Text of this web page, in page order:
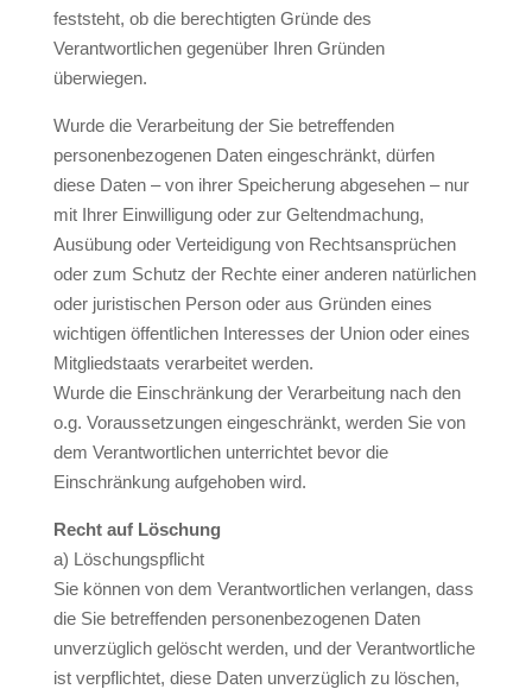
feststeht, ob die berechtigten Gründe des
Verantwortlichen gegenüber Ihren Gründen
überwiegen.
Wurde die Verarbeitung der Sie betreffenden
personenbezogenen Daten eingeschränkt, dürfen
diese Daten – von ihrer Speicherung abgesehen – nur
mit Ihrer Einwilligung oder zur Geltendmachung,
Ausübung oder Verteidigung von Rechtsansprüchen
oder zum Schutz der Rechte einer anderen natürlichen
oder juristischen Person oder aus Gründen eines
wichtigen öffentlichen Interesses der Union oder eines
Mitgliedstaats verarbeitet werden.
Wurde die Einschränkung der Verarbeitung nach den
o.g. Voraussetzungen eingeschränkt, werden Sie von
dem Verantwortlichen unterrichtet bevor die
Einschränkung aufgehoben wird.
Recht auf Löschung
a) Löschungspflicht
Sie können von dem Verantwortlichen verlangen, dass
die Sie betreffenden personenbezogenen Daten
unverzüglich gelöscht werden, und der Verantwortliche
ist verpflichtet, diese Daten unverzüglich zu löschen,